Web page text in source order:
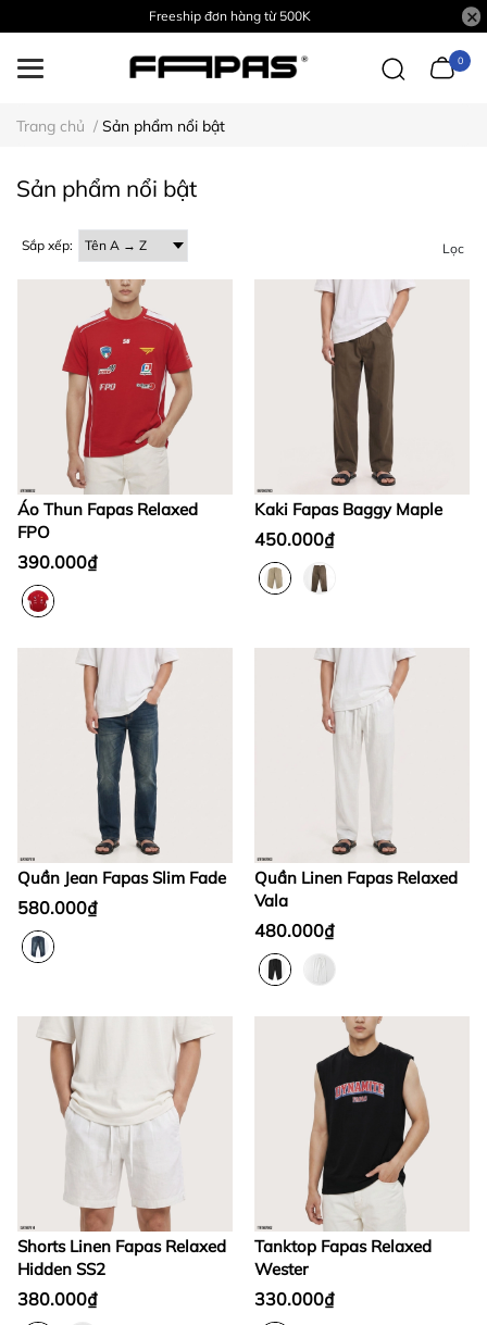
Freeship đơn hàng từ 500K
0
Trang chủ / Sản phẩm nổi bật
Sản phẩm nổi bật
Sắp xếp: Lọc
Áo Thun Fapas Relaxed
FPO
390.000₫
Kaki Fapas Baggy Maple
450.000₫
Quần Jean Fapas Slim Fade
580.000₫
Quần Linen Fapas Relaxed
Vala
480.000₫
Shorts Linen Fapas Relaxed
Hidden SS2
380.000₫
Tanktop Fapas Relaxed
Wester
330.000₫